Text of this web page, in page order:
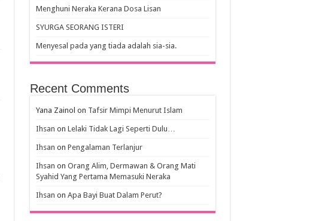
Menghuni Neraka Kerana Dosa Lisan
SYURGA SEORANG ISTERI
Menyesal pada yang tiada adalah sia-sia.
Recent Comments
Yana Zainol on Tafsir Mimpi Menurut Islam
Ihsan on Lelaki Tidak Lagi Seperti Dulu…
Ihsan on Pengalaman Terlanjur
Ihsan on Orang Alim, Dermawan & Orang Mati
Syahid Yang Pertama Memasuki Neraka
Ihsan on Apa Bayi Buat Dalam Perut?